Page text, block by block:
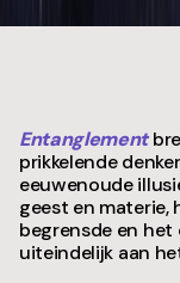
Entanglement
prikkelende
eeuwenoude
geest en materie,
begrensde en
uiteindelijk aan